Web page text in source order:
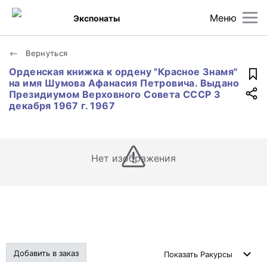
Меню
Экспонаты
Вернуться
Орденская книжка к ордену "Красное Знамя"
на имя Шумова Афанасия Петровича. Выдано
Президиумом Верховного Совета СССР 3
декабря 1967 г. 1967
Нет изображения
Добавить в заказ Показать Ракурсы